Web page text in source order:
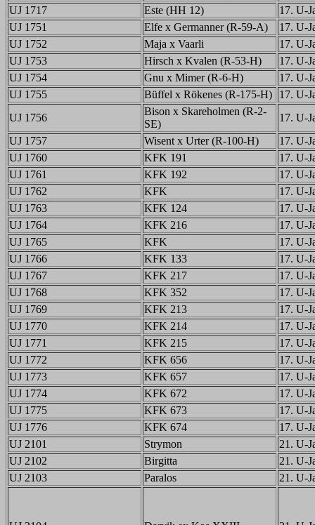
UJ 1717
Este (HH 12)
17. U-
UJ 1751
Elfe x Germanner (R-59-A)
17. U-
UJ 1752
Maja x Vaarli
17. U-
UJ 1753
Hirsch x Kvalen (R-53-H)
17. U-
UJ 1754
Gnu x Mimer (R-6-H)
17. U-
UJ 1755
Büffel x Rökenes (R-175-H)
17. U-
UJ 1756
Bison x Skareholmen (R-2-
SE)
17. U-
UJ 1757
Wisent x Urter (R-100-H)
17. U-
UJ 1760
KFK 191
17. U-
UJ 1761
KFK 192
17. U-
UJ 1762
KFK
17. U-
UJ 1763
KFK 124
17. U-
UJ 1764
KFK 216
17. U-
UJ 1765
KFK
17. U-
UJ 1766
KFK 133
17. U-
UJ 1767
KFK 217
17. U-
UJ 1768
KFK 352
17. U-
UJ 1769
KFK 213
17. U-
UJ 1770
KFK 214
17. U-
UJ 1771
KFK 215
17. U-
UJ 1772
KFK 656
17. U-
UJ 1773
KFK 657
17. U-
UJ 1774
KFK 672
17. U-
UJ 1775
KFK 673
17. U-
UJ 1776
KFK 674
17. U-
UJ 2101
Strymon
21. U-
UJ 2102
Birgitta
21. U-
UJ 2103
Paralos 21. U-